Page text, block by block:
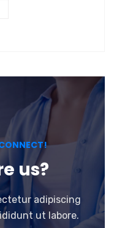
us?
adipiscing
ut labore.